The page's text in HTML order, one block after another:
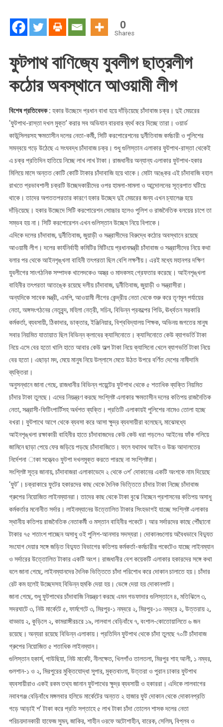
0
Shares
ফুটপাথ বাণিজ্যে যুবলীগ ছাত্রলীগ
কঠোর অবস্থানে আওয়ামী লীগ
বিশেষ প্রতিবেদক : হকার উচ্ছেদে প্রধান বাধা হয়ে দাঁড়িয়েছে চাঁদাবাজ চক্র। দুই মেয়রের
‘ফুটপাথ-রাস্তা দখল মুক্ত’ করার সব অভিযান বারবার ব্যর্থ করে দিচ্ছে তারা। ওয়ার্ড
কাউন্সিলরসহ ক্ষমতাসীন দলের নেতা-কর্মী, সিটি করপোরেশনের দুর্নীতিবাজ কর্মচারী ও পুলিশের
সমন্বয়ে গড়ে উঠেছে এ সংঘবদ্ধ চাঁদাবাজ চক্র। শুধু গুলিস্তান এলাকার ফুটপাথ-রাস্তা থেকেই
এ চক্র প্রতিদিন হাতিয়ে নিচ্ছে লাখ লাখ টাকা। রাজধানীর অন্যান্য এলাকার ফুটপাথ-হকার
মিলিয়ে মাসে অন্তত কোটি কোটি টাকার চাঁদাবাজি হয়ে থাকে। মোটা অঙ্কের এই চাঁদাবাজি বহাল
রাখতে প্রভাবশালী চক্রটি উচ্ছেদকারীদের ওপর হামলা-মামলা ও আন্দোলনের সূত্রপাত ঘটিয়ে
থাকে। তাদের অপততপরতার কারণে হকার উচ্ছেদ দুই মেয়রের জন্য এখন চ্যালেঞ্জ হয়ে
দাঁড়িয়েছে। হকার উচ্ছেদে সিটি করপোরেশন সোচ্চার হলেও পুলিশ ও রাজনৈতিক বলয়ের চাপে তা
সম্ভব হয় না। সিটি করপোরেশন এখন গুলিস্তান উচ্ছেদ নিয়ে বিপাকে।
এদিকে দলের চাঁদাবাজ, দুর্নীতিবাজ, জুয়াড়ী ও সন্ত্রাসীদের বিরুদ্ধে কঠোর অবস্থানে রয়েছে
আওয়ামী লীগ। দলের কার্যনির্বাহী কমিটির মিটিংয়ে প্রধানমন্ত্রী চাঁদাবাজ ও সন্ত্রাসীদের নিয়ে কথা
বলার পর থেকে আইনশৃঙ্খলা বাহিনী তৎপরতা ছিল বেশি লক্ষণীয়। এরই মধ্যে মহানগর দক্ষিণ
যুবলীগের সাংগঠনিক সম্পাদক খালেদকেও অস্ত্র ও মাদকসহ গ্রেফতার করেছে। আইনশৃঙ্খলা
বাহিনীর তৎপরতা আতঙ্কে রয়েছে দলীয় চাঁদাবাজ, দুর্নীতিবাজ, জুয়াড়ী ও সন্ত্রাসীরা।
অন্যদিকে সাবেক মন্ত্রী, এমপি, আওয়ামী লীগের কেন্দ্রীয় নেতা থেকে শুরু করে তৃণমূল পর্যায়ের
নেতা, অঙ্গসংগঠনের নেতৃবৃন্দ, মহিলা নেত্রী, সচিব, বিভিন্ন প্রকল্পের পিডি, ঊর্ধ্বতন সরকারি
কর্মকর্তা, ব্যবসায়ী, ঠিকাদার, ডাক্তার, ইঞ্জিনিয়ার, বিশ্ববিদ্যালয় শিক্ষক, অভিনয় জগতের মানুষ
সবার নিয়মিত যাতায়াত ছিল বিভিন্ন ক্লাবের ক্যাসিনোতে। ক্যাসিনোতে কেউ ব্যাগভর্তি টাকা
নিয়ে এসে বের হতো খালি হাতে আবার কেউ অল্প টাকা নিয়ে ক্যাসিনো খেলে ব্যাগভর্তি টাকা নিয়ে
বের হতো। এছাড়া মদ, মেয়ে মানুষ নিয়ে উল্লাসে মেতে উঠত উপরে বর্ণিত দেশের নামীদামি
ব্যক্তিরা।
অনুসন্ধানে জানা গেছে, রাজধানীর বিভিন্ন পয়েন্টের ফুটপাথ থেকে ৫ শতাধিক ব্যক্তি নিয়মিত
চাঁদার টাকা তুলছে। এদের নিয়ন্ত্রণ করছে সংশ্লিষ্ট এলাকার ক্ষমতাসীন দলের কতিপয় রাজনৈতিক
নেতা, সন্ত্রাসী-ফিটিংপার্টিসহ অর্ধশত ব্যক্তি। প্রতিটি এলাকায়ই পুলিশের নামেও তোলা হচ্ছে
বখরা। ফুটপাথে আগে থেকে ব্যবসা করে আসা ক্ষুদ্র ব্যবসায়ীরা বলেছেন, মাঝেমধ্যে
আইনশৃঙ্খলা রক্ষাকারী বাহিনীর হাতে চাঁদাবাজদের কেউ কেউ ধরা পড়লেও আইনের ফাঁক গলিয়ে
জামিনে ছাড়া পেয়ে ফের জড়িয়ে পড়ছে চাঁদাবাজিতে। ফলে যথাযথ আইন ও উচ্চ আদালতের
নির্দেশনা াকা সত্ত্বেও ফুটপা দখলমুক্ত করতে পারছে না সংশ্লিষ্টরা।
সংশ্লিষ্ট সূত্র জানায়, চাঁদাবাজরা এলাকাভেদে ২ থেকে ৩শ’ দোকানের একটি অংশকে নাম দিয়েছে
‘ফুট’। চক্রাকারে ফুটের হকারদের কাছ থেকে দৈনিক ভিত্তিতে চাঁদার টাকা নিচ্ছে চাঁদাবাজ
গ্রুপের নিয়োজিত লাইনম্যানরা। তাদের কাছ থেকে টাকা বুঝে নিচ্ছেন প্রশাসনের কতিপয় অসাধু
কর্মকর্তার মনোনীত সর্দার। লাইনম্যানের উত্তোলিত টাকার সিংহভাগই যাচ্ছে সংশ্লিষ্ট এলাকার
স্থানীয় কতিপয় রাজনৈতিক নেতাকর্মী ও মস্তান বাহিনীর পকেটে। আর সর্দারদের কাছে পৌঁছানো
টাকার ৭৫ শতাংশ পাচ্ছেন অসাধু ওই পুলিশ-আনসার সদস্যরা। দোকানগুলোয় অবৈধভাবে বিদ্যুত
সংযোগ দেয়ার সঙ্গে জড়িত বিদ্যুত বিভাগের কতিপয় কর্মকর্তা-কর্মচারীর পকেটেও যাচ্ছে লাইনম্যান
ও সর্দারের উত্তোলিত টাকার একটি অংশ। রাজধানীর বেশ কয়েকটি এলাকার হকারদের সঙ্গে কথা
বলে জানা গেছে, লাইনম্যানদের দৈনিক ভিত্তিতে চাঁদা পরিশোধ করে দোকান চালাতে হয়। চাঁদার
রেট কম হলেই উচ্ছেদসহ বিভিন্ন হুমকি দেয়া হয়। ভেঙ্গে দেয়া হয় দোকানপাট।
জানা গেছে, শুধু ফুটপাথের চাঁদাবাজি নিয়ন্ত্রণ করছে এমন গডফাদার গুলিস্তানে ৪, মতিঝিলে ৩,
সদরঘাটে ৩, নিউ মার্কেটে ৫, ফার্মগেটে ৩, মিরপুর-১ নম্বরে ২, মিরপুর-১০ নম্বরে ২, উত্তরায় ২,
বাড্ডায় ২, কুড়িলে ২, কামরাঙ্গীরচরে ১৯, লালবাগ বেড়িবাঁধে ৭, বংশাল-কোতোয়ালিতে ৬ জন
রয়েছে। অন্যরা রয়েছে বিভিন্ন এলাকায়। প্রতিদিন ফুটপাথ থেকে চাঁদা তুলছে ৭০টি চাঁদাবাজ
গ্রুপের নিয়োজিত ৫ শতাধিক লাইনম্যান।
গুলিস্তান হকার্স, গাউছিয়া, নিউ মার্কেট, নীলক্ষেত, খিলগাঁও তালতলা, মিরপুর শাহ আলী, ১ নম্বর,
গুলশান-১ ও ২, মিরপুরের মুক্তিযোদ্ধা সুপার, মুক্তবাংলা, উত্তরা ও পুরান ঢাকার ফুটপাথ
ব্যবসায়ীরাও একই রকম তথ্য জানান ফুটপাথের ক্ষুদ্র ব্যবসায়ী ও হকাররা। এদিকে লালবাগের
নবাবগঞ্জ বেড়িবাঁধে মঙ্গলবার হলিডে মার্কেটের অন্তত ২ হাজার ফুট দোকান থেকে দোকানপ্রতি
গড়ে আড়াই শ’ টাকা করে প্রতি সপ্তাহে ৫ লাখ টাকা চাঁদা তোলেন শাসক দলের নেতা
পরিচয়দানকারী হাফেজ সুমন, জাকির, শাহীন ওরফে অটোশাহীন, বারেক, সেলিম, বিপ্লব ও